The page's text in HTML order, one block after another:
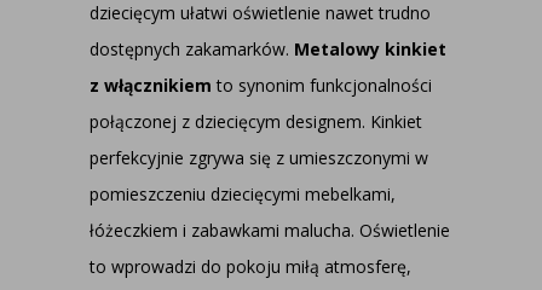
dziecięcym ułatwi oświetlenie nawet trudno
dostępnych zakamarków. Metalowy kinkiet
z włącznikiem to synonim funkcjonalności
połączonej z dziecięcym designem. Kinkiet
perfekcyjnie zgrywa się z umieszczonymi w
pomieszczeniu dziecięcymi mebelkami,
łóżeczkiem i zabawkami malucha. Oświetlenie
to wprowadzi do pokoju miłą atmosferę,